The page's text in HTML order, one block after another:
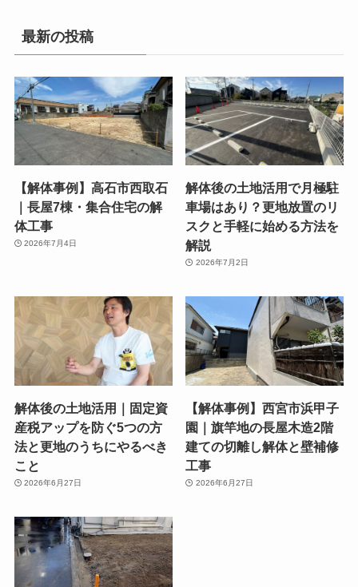
最新の投稿
【解体事例】高石市西取石
｜長屋7棟・集合住宅の解
体工事
2026年7月4日
解体後の土地活用で月極駐
車場はあり？更地放置のリ
スクと手軽に始める方法を
解説
2026年7月2日
解体後の土地活用｜固定資
産税アップを防ぐ5つの方
法と更地のうちにやるべき
こと
2026年6月27日
【解体事例】西宮市浜甲子
園｜旗竿地の長屋木造2階
建ての切離し解体と壁補修
工事
2026年6月27日